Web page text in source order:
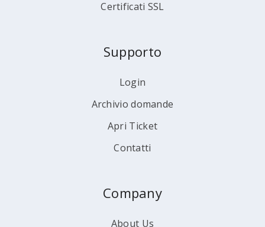
Certificati SSL
Supporto
Login
Archivio domande
Apri Ticket
Contatti
Company
About Us